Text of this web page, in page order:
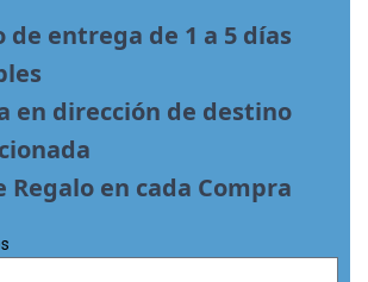
de entrega de 1 a 5 días
en dirección de destino
Regalo en cada Compra